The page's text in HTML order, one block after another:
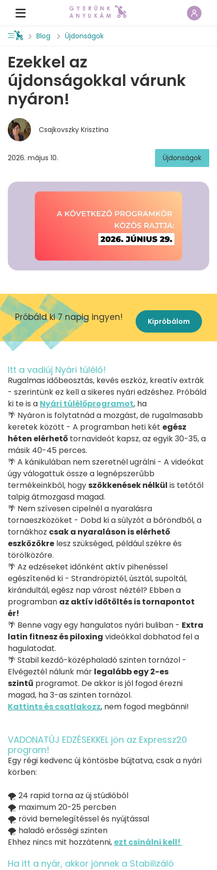
Blog Újdonságok
Ezekkel az
újdonságokkal várunk
nyáron!
Csajkovszky Krisztina
2026. május 10. Újdonságok
Próbáld ki 7 napig ingyen! Kipróbálom
Itt a vadiúj Nyári túlélő!
Rugalmas időbeosztás, kevés eszköz, kreatív extrák
- szerintünk ez kell a sikeres nyári edzéshez. Próbáld
ki te is a Nyári túlélőprogramot, ha
🌴 Nyáron is folytatnád a mozgást, de rugalmasabb
keretek között - A programban heti két egész
héten elérhető tornavideót kapsz, az egyik 30-35, a
másik 40-45 perces.
🌴 A kánikulában nem szeretnél ugrálni - A videókat
úgy válogattuk össze a legnépszerűbb
termékeinkből, hogyszökkenések nélkül is tetőtől
talpig átmozgasd magad.
🌴 Nem szívesen cipelnél a nyaralásra
tornaeszközöket - Dobd ki a súlyzót a bőröndből, a
tornákhoz csak a nyaraláson is elérhető
eszközökre lesz szükséged, például székre és
törölközőre.
🌴 Az edzéseket időnként aktív pihenéssel
egészítenéd ki - Strandröpiztél, úsztál, supoltál,
kirándultál, egész nap várost néztél? Ebben a
programban az aktív időtöltés is tornapontot
ér!
🌴 Benne vagy egy hangulatos nyári buliban - Extra
latin fitnesz és piloxing videókkal dobhatod fel a
hagulatodat.
🌴 Stabil kezdő-középhaladó szinten tornázol -
Elvégeztél nálunk már legalább egy 2-es
szintű programot. De akkor is jól fogod érezni
magad, ha 3-as szinten tornázol.
Kattints és csatlakozz, nem fogod megbánni!
VADONATÚJ EDZÉSEKKEL jön az Expressz20
program!
Egy régi kedvenc új köntösbe bújtatva, csak a nyári
körben:
🌪️ 24 rapid torna az új stúdióból
🌪️ maximum 20-25 percben
🌪️ rövid bemelegítéssel és nyújtással
🌪️ haladó erősségi szinten
Ehhez nincs mit hozzátenni, ezt csinálni kell!
Ha itt a nyár, akkor jönnek a Stabilizáló